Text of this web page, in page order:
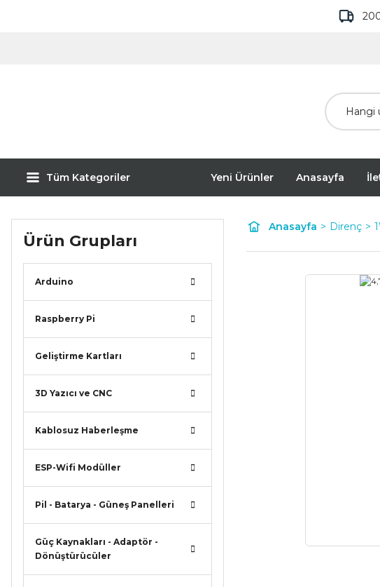
Tüm Kategoriler Yeni Ürünler Anasayfa
Ürün Grupları
Arduino
Raspberry Pi
Geliştirme Kartları
3D Yazıcı ve CNC
Kablosuz Haberleşme
ESP-Wifi Modüller
Pil - Batarya - Güneş Panelleri
Güç Kaynakları - Adaptör -
Dönüştürücüler
Anasayfa Direnç